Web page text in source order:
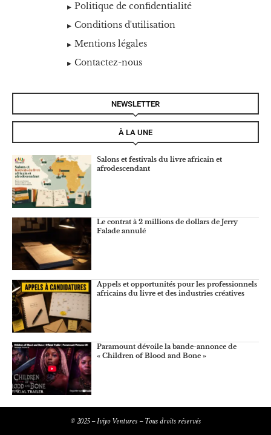
Politique de confidentialité
Conditions d'utilisation
Mentions légales
Contactez-nous
NEWSLETTER
À LA UNE
Salons et festivals du livre africain et
afrodescendant
Le contrat à 2 millions de dollars de Jerry
Falade annulé
Appels et opportunités pour les professionnels
africains du livre et des industries créatives
Paramount dévoile la bande-annonce de
« Children of Blood and Bone »
© 2025 – Iviyo Ventures – Tous droits réservés